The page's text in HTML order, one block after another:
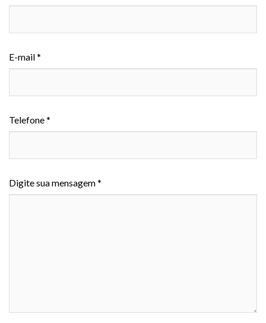
E-mail *
Telefone *
Digite sua mensagem *